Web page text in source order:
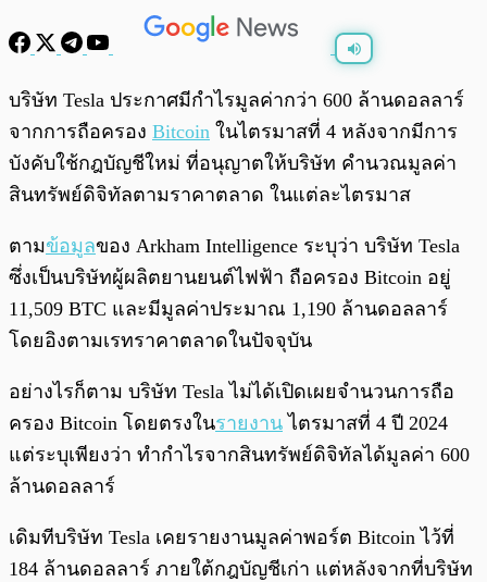
0:00
บริษัท Tesla ประกาศมีกำไรมูลค่ากว่า 600 ล้านดอลลาร์
จากการถือครอง Bitcoin ในไตรมาสที่ 4 หลังจากมีการ
บังคับใช้กฎบัญชีใหม่ ที่อนุญาตให้บริษัท คำนวณมูลค่า
สินทรัพย์ดิจิทัลตามราคาตลาด ในแต่ละไตรมาส
ตามข้อมูลของ Arkham Intelligence ระบุว่า บริษัท Tesla
ซึ่งเป็นบริษัทผู้ผลิตยานยนต์ไฟฟ้า ถือครอง Bitcoin อยู่
11,509 BTC และมีมูลค่าประมาณ 1,190 ล้านดอลลาร์
โดยอิงตามเรทราคาตลาดในปัจจุบัน
อย่างไรก็ตาม บริษัท Tesla ไม่ได้เปิดเผยจำนวนการถือ
ครอง Bitcoin โดยตรงในรายงาน ไตรมาสที่ 4 ปี 2024
แต่ระบุเพียงว่า ทำกำไรจากสินทรัพย์ดิจิทัลได้มูลค่า 600
ล้านดอลลาร์
เดิมทีบริษัท Tesla เคยรายงานมูลค่าพอร์ต Bitcoin ไว้ที่
184 ล้านดอลลาร์ ภายใต้กฎบัญชีเก่า แต่หลังจากที่บริษัท